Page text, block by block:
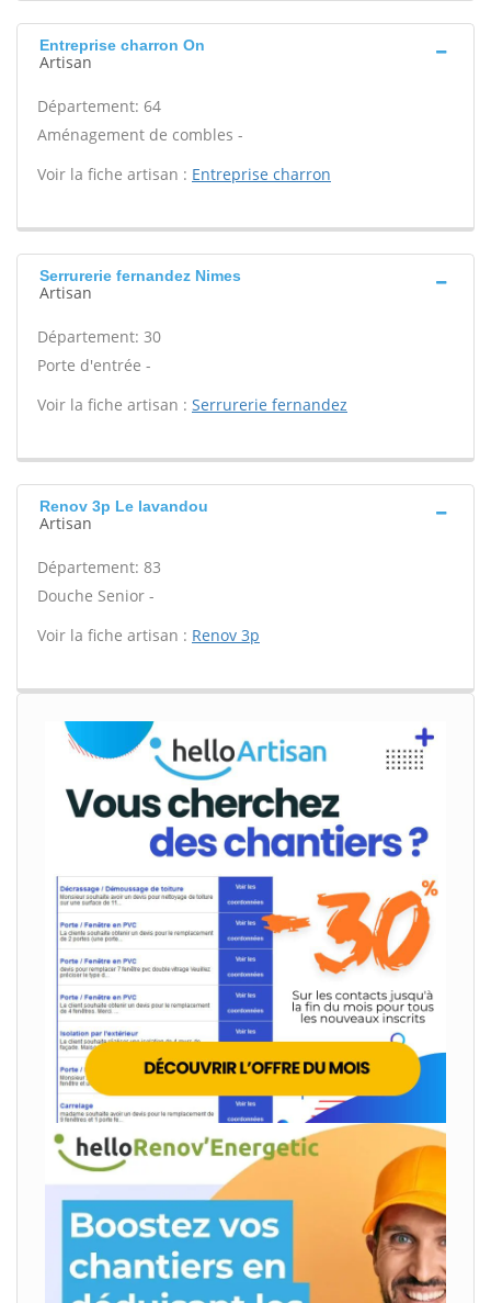
Entreprise charron On
Artisan
Département: 64
Aménagement de combles -
Voir la fiche artisan : Entreprise charron
Serrurerie fernandez Nimes
Artisan
Département: 30
Porte d'entrée -
Voir la fiche artisan : Serrurerie fernandez
Renov 3p Le lavandou
Artisan
Département: 83
Douche Senior -
Voir la fiche artisan : Renov 3p